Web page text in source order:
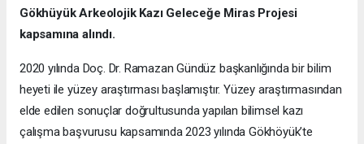
Gökhüyük Arkeolojik Kazı Geleceğe Miras Projesi
kapsamına alındı.
2020 yılında Doç. Dr. Ramazan Gündüz başkanlığında bir bilim
heyeti ile yüzey araştırması başlamıştır. Yüzey araştırmasından
elde edilen sonuçlar doğrultusunda yapılan bilimsel kazı
çalışma başvurusu kapsamında 2023 yılında Gökhöyük’te